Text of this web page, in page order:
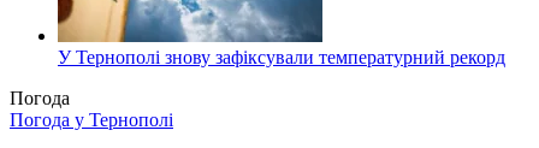
У Тернополі знову зафіксували температурний рекорд
Погода
Погода у Тернополі